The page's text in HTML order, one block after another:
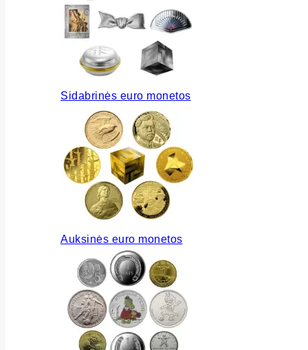
Sidabrinės euro monetos
Auksinės euro monetos